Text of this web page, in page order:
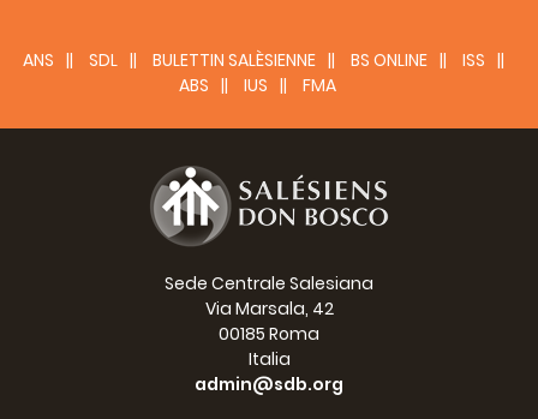
ANS SDL BULETTIN SALÈSIENNE BS ONLINE
ISS
ABS
IUS FMA
Sede Centrale Salesiana
Via Marsala, 42
00185 Roma
Italia
admin@sdb.org